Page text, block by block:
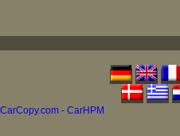
CarCopy.com - CarHPM